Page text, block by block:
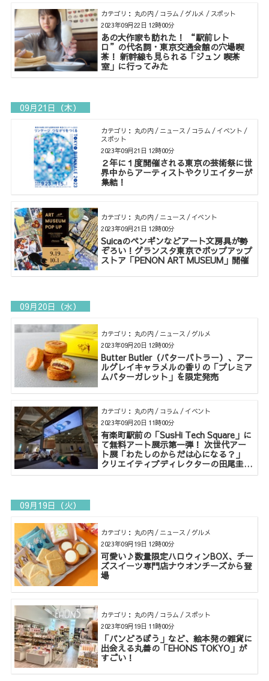
カテゴリ： 丸の内 / コラム / グルメ / スポット
あの大作家も訪れた！ “駅前レト
ロ”の代名詞・東京交通会館の穴場喫
茶！ 新幹線も見られる「ジュン 喫茶
室」に行ってみた
2023年09月22日 12時00分
09月21日（木）
カテゴリ： 丸の内 / ニュース / コラム / イベント /
スポット
２年に１度開催される東京の芸術祭に世
界中からアーティストやクリエイターが
集結！
2023年09月21日 12時00分
カテゴリ： 丸の内 / ニュース / イベント
Suicaのペンギンなどアート文房具が勢
ぞろい！グランスタ東京でポップアップ
ストア「PENON ART MUSEUM」開催
2023年09月21日 12時00分
09月20日（水）
カテゴリ： 丸の内 / ニュース / グルメ
Butter Butler（バターバトラー）、アー
ルグレイキャラメルの香りの「プレミア
ムバターガレット」を限定発売
2023年09月20日 12時00分
カテゴリ： 丸の内 / コラム / イベント
有楽町駅前の「SusHi Tech Square」に
て無料アート展示第一弾！ 次世代アー
ト展「わたしのからだは心になる？」
クリエイティブディレクターの田尾圭一
郎氏に直撃！
2023年09月20日 11時00分
09月19日（火）
カテゴリ： 丸の内 / ニュース / グルメ
可愛い♪数量限定ハロウィンBOX、チー
ズスイーツ専門店ナウオンチーズから登
場
2023年09月19日 12時00分
カテゴリ： 丸の内 / コラム / スポット
「パンどろぼう」など、絵本発の雑貨に
出会える丸善の「EHONS TOKYO」が
すごい！
2023年09月19日 11時00分